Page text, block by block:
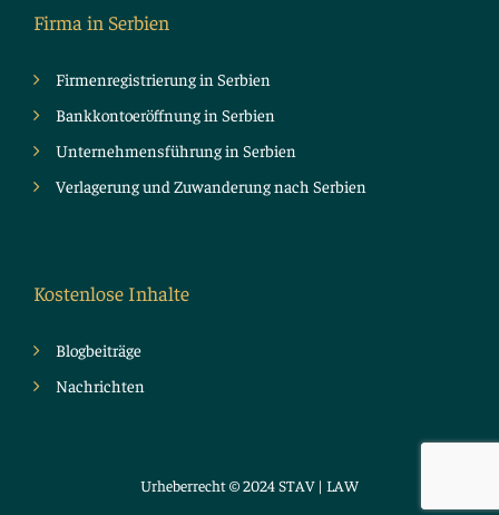
Firma in Serbien
Firmenregistrierung in Serbien
Bankkontoeröffnung in Serbien
Unternehmensführung in Serbien
Verlagerung und Zuwanderung nach Serbien
Kostenlose Inhalte
Blogbeiträge
Nachrichten
Urheberrecht © 2024 STAV | LAW